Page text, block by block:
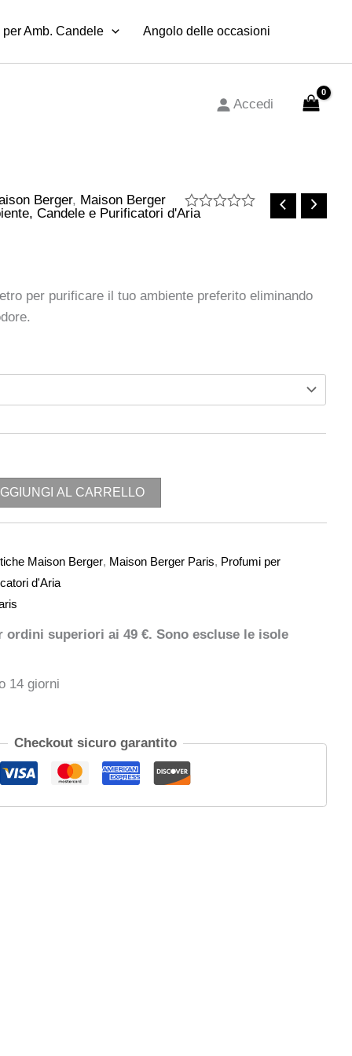
per Amb. Candele Angolo delle occasioni
Accedi
Valutato
Berger, Maison Berger
Candele e Purificatori d'Aria
per purificare il tuo ambiente preferito eliminando
AL CARRELLO
Maison Berger, Maison Berger Paris, Profumi per
d'Aria
ordini superiori ai 49 €. Sono escluse le isole
14 giorni
Checkout sicuro garantito